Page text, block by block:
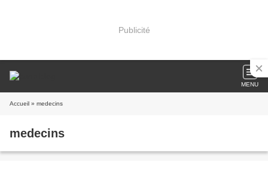
Publicité
MENU
Accueil » medecins
medecins